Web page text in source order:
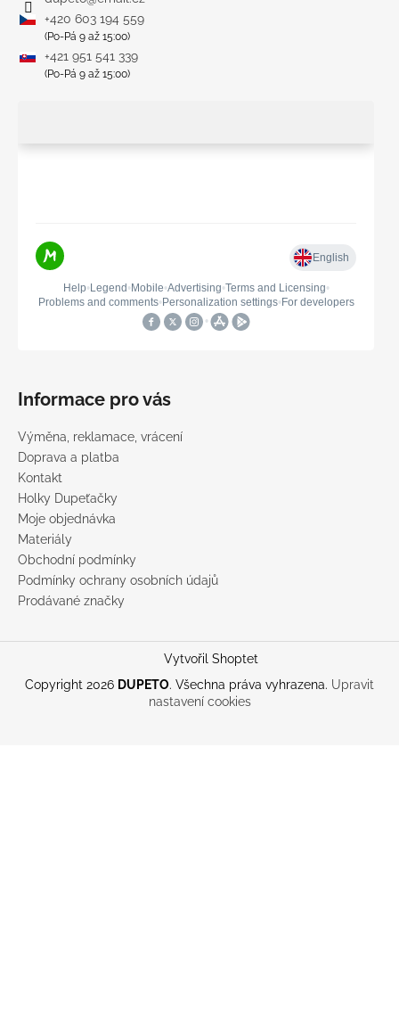
+420 603 194 559
(Po-Pá 9 až 15:00)
+421 951 541 339
(Po-Pá 9 až 15:00)
Informace pro vás
Výměna, reklamace, vrácení
Doprava a platba
Kontakt
Holky Dupeťačky
Moje objednávka
Materiály
Obchodní podmínky
Podmínky ochrany osobních údajů
Prodávané značky
Vytvořil Shoptet
Copyright 2026 DUPETO. Všechna práva vyhrazena. Upravit
nastavení cookies